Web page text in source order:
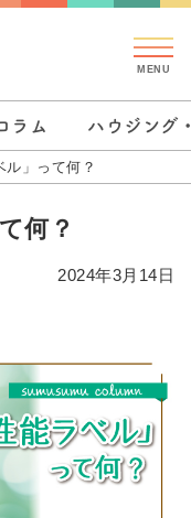
ラム ハウジング
ル」って何？
何？
2024年3月14日